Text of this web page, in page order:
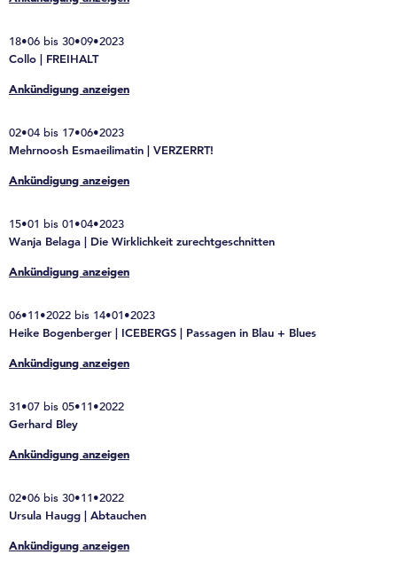
18•06 bis 30•09•2023
Collo | FREIHALT
Ankündigung anzeigen
02•04 bis 17•06•2023
Mehrnoosh Esmaeilimatin | VERZERRT!
Ankündigung anzeigen
15•01 bis 01•04•2023
Wanja Belaga | Die Wirklichkeit zurechtgeschnitten
Ankündigung anzeigen
06•11•2022 bis 14•01•2023
Heike Bogenberger | ICEBERGS | Passagen in Blau + Blues
Ankündigung anzeigen
31•07 bis 05•11•2022
Gerhard Bley
Ankündigung anzeigen
02•06 bis 30•11•2022
Ursula Haugg | Abtauchen
Ankündigung anzeigen